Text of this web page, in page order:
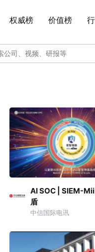
权威榜 价值榜
AI SOC | SIEM-
盾
中信国际电讯